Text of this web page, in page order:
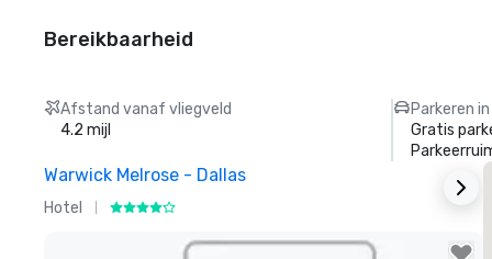
Bereikbaarheid
Afstand vanaf vliegveld
4.2 mijl
Parkeren
Gratis
Warwick Melrose - Dallas
Hotel